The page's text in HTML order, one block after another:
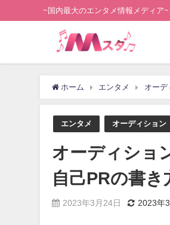
~国内最大のエンタメ情報メディア~
ホーム エンタメ オーデ
エンタメ オーディション
オーディショ
自己PRの書き
2023年3月24日 2023年